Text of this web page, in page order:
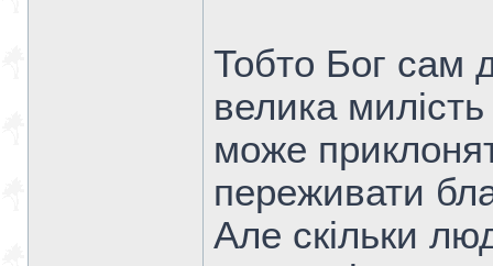
Тобто Бог сам
велика
може
переживати
Але скільки